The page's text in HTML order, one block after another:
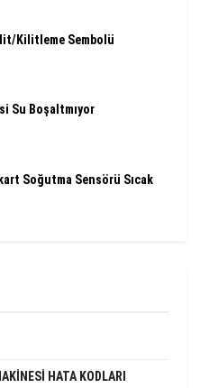
Kilitleme Sembolü
Su Boşaltmıyor
Soğutma Sensörü Sıcak
HATA KODLARI